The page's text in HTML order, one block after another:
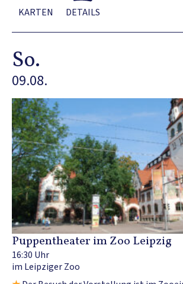
KARTEN DETAILS
So.
09.08.
Puppentheater im Zoo Leipzig
16:30 Uhr
im Leipziger Zoo